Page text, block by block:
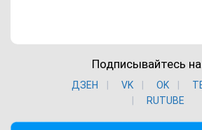
Подписывайтесь
ДЗЕН VK ОK
RUTUBE